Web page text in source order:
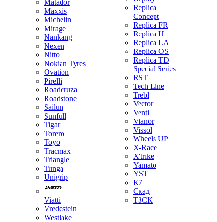
Matador
Maxxis
Michelin
Mirage
Nankang
Nexen
Nitto
Nokian Tyres
Ovation
Pirelli
Roadcruza
Roadstone
Sailun
Sunfull
Tigar
Torero
Toyo
Tracmax
Triangle
Tunga
Unigrip
Viatti
Vredestein
Westlake
Replica
Concept
Replica FR
Replica H
Replica LA
Replica OS
Replica TD
Special Series
RST
Tech Line
Trebl
Vector
Venti
Vianor
Vissol
Wheels UP
X-Race
X'trike
Yamato
YST
К7
Скад
ТЗСК